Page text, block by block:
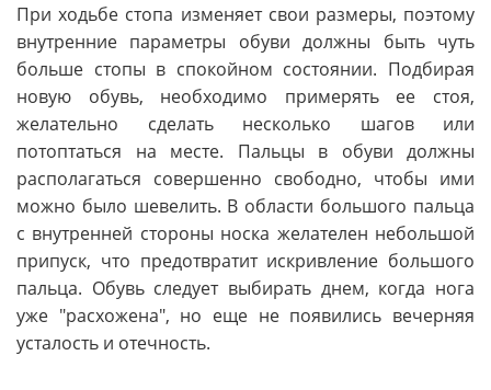
При ходьбе стопа изменяет свои размеры, поэтому
внутренние параметры обуви должны быть чуть
больше стопы в спокойном состоянии. Подбирая
новую обувь, необходимо примерять ее стоя,
желательно сделать несколько шагов или
потоптаться на месте. Пальцы в обуви должны
располагаться совершенно свободно, чтобы ими
можно было шевелить. В области большого пальца
с внутренней стороны носка желателен небольшой
припуск, что предотвратит искривление большого
пальца. Обувь следует выбирать днем, когда нога
уже "расхожена", но еще не появились вечерняя
усталость и отечность.